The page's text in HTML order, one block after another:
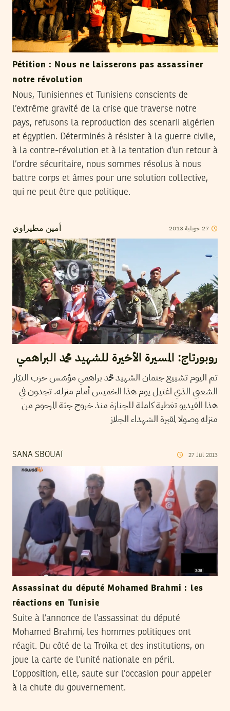
Pétition : Nous ne laisserons pas assassiner
notre révolution
Nous, Tunisiennes et Tunisiens conscients de
l’extrême gravité de la crise que traverse notre
pays, refusons la reproduction des scenarii algérien
et égyptien. Déterminés à résister à la guerre civile,
à la contre-révolution et à la tentation d’un retour à
l’ordre sécuritaire, nous sommes résolus à nous
battre corps et âmes pour une solution collective,
qui ne peut être que politique.
أمين مطيراوي 27 جويلية 2013
روبورتاج: المسيرة الأخيرة للشهيد محمد البراهمي
تم اليوم تشييع جثمان الشهيد محمد براهمي مؤسّس حزب التيّار
الشعبي الذي اغتيل يوم هذا الخميس أمام منزله. تجدون في
هذا الفيديو تغطية كاملة للجنازة منذ خروج جثة المرحوم من
منزله وصولا لمقبرة الشهداء الجلاز
SANA SBOUAÏ 27 Jul 2013
Assassinat du député Mohamed Brahmi : les
réactions en Tunisie
Suite à l’annonce de l’assassinat du député
Mohamed Brahmi, les hommes politiques ont
réagit. Du côté de la Troïka et des institutions, on
joue la carte de l’unité nationale en péril.
L’opposition, elle, saute sur l’occasion pour appeler
à la chute du gouvernement.